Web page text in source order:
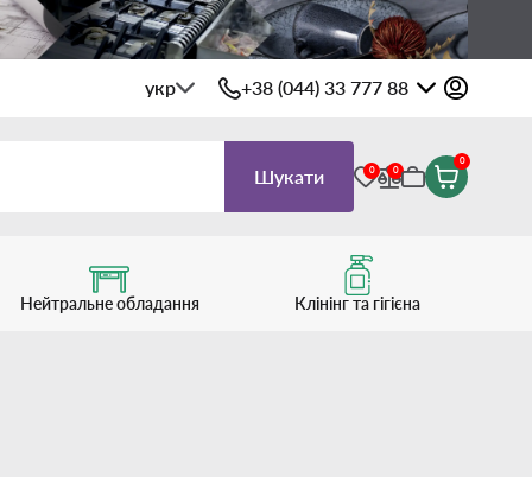
укр +38 (044) 33 777 88
Шукати 0 0
0
Нейтральне обладання Клінінг та гігієна